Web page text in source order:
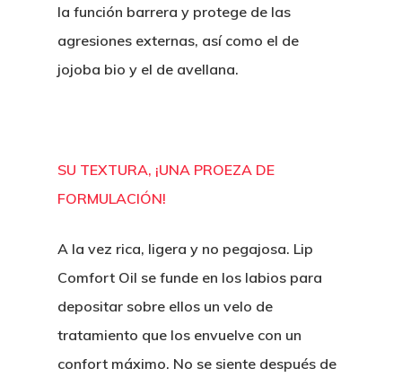
la función barrera y protege de las
agresiones externas, así como el de
jojoba bio y el de avellana.
SU TEXTURA, ¡UNA PROEZA DE
FORMULACIÓN!
A la vez rica, ligera y no pegajosa. Lip
Comfort Oil se funde en los labios para
depositar sobre ellos un velo de
tratamiento que los envuelve con un
confort máximo. No se siente después de